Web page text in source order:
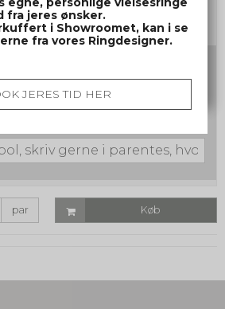
gerne i parentes, hvor symbolet
Jonas (symbol a) 12/12-2012
symbolet sidst i
par Køb
fra jeres ønsker.
i Showroomet, kan i se
fra vores Ringdesigner.
JERES TID HER